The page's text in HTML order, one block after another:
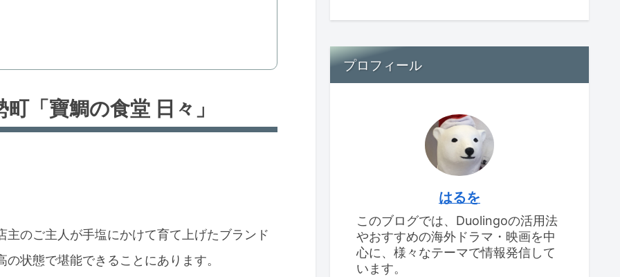
「寶鯛の食堂 日々」
のご主人が手塩にかけて育て上げたブランド
状態で堪能できることにあります。
プロフィール
はるを
このブログでは、Duolingoの活用法
やおすすめの海外ドラマ・映画を中
心に、様々なテーマで情報発信して
います。